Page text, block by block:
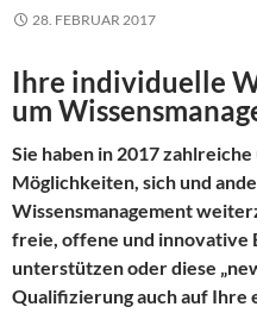
28. FEBRUAR 2017
Ihre individuelle
um
Sie haben in 2017
Möglichkeiten, sich und
Wissensmanagement
freie, offene und innovative
unterstützen oder diese
Qualifizierung auch auf Ihre